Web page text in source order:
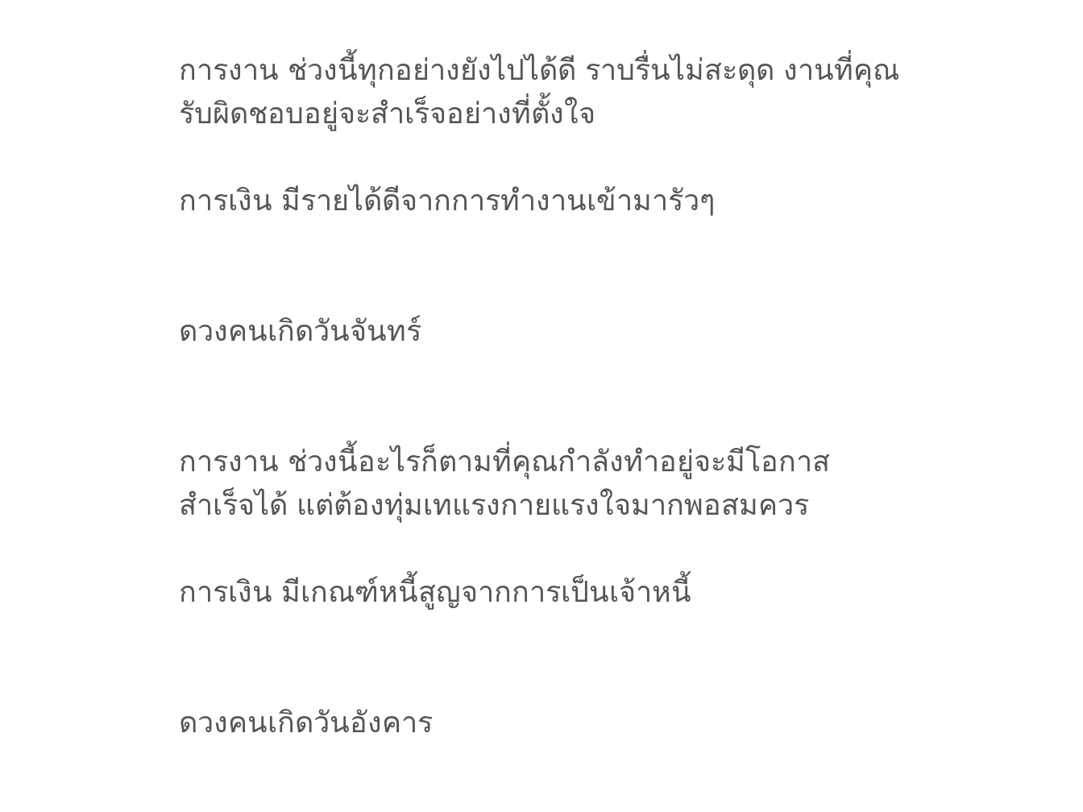
การงาน ช่วงนี้ทุกอย่างยังไปได้ดี ราบรื่นไม่สะดุด งานที่คุณ
รับผิดชอบอยู่จะสำเร็จอย่างที่ตั้งใจ
การเงิน มีรายได้ดีจากการทำงานเข้ามารัวๆ
ดวงคนเกิดวันจันทร์
การงาน ช่วงนี้อะไรก็ตามที่คุณกำลังทำอยู่จะมีโอกาส
สำเร็จได้ แต่ต้องทุ่มเทแรงกายแรงใจมากพอสมควร
การเงิน มีเกณฑ์หนี้สูญจากการเป็นเจ้าหนี้
ดวงคนเกิดวันอังคาร